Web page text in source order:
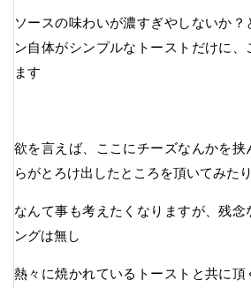
ソースの味わいが濃すぎやしないか
ン自体がシンプルなトーストだけに、
ます
欲を言えば、ここにチーズなんかを挟
らがとろけ出したところを頂いてみたり
なんて事も考えたくなりますが、残
ングは無し
熱々に焼かれているトーストと共に頂